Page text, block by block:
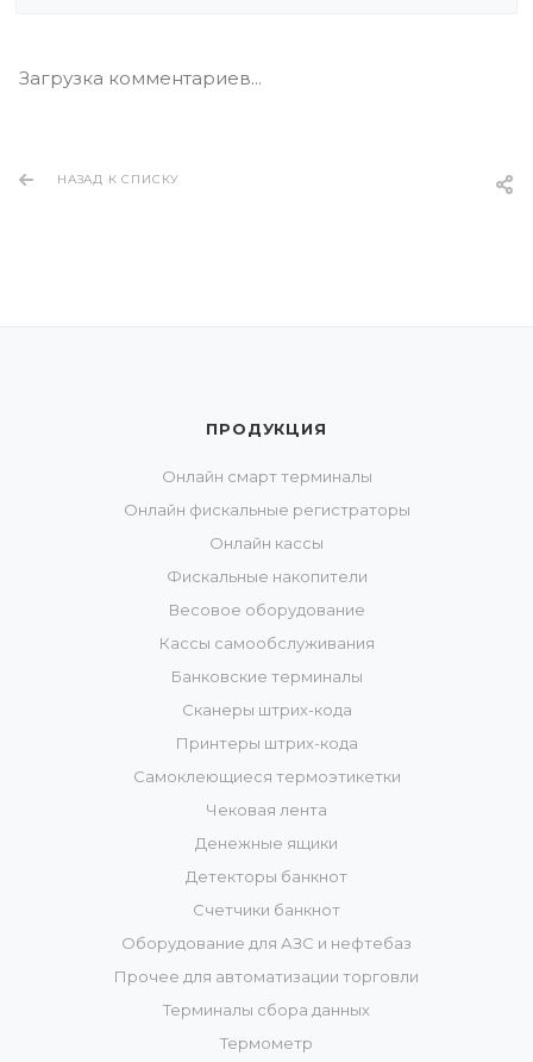
Загрузка комментариев...
НАЗАД К СПИСКУ
ПРОДУКЦИЯ
Онлайн смарт терминалы
Онлайн фискальные регистраторы
Онлайн кассы
Фискальные накопители
Весовое оборудование
Кассы самообслуживания
Банковские терминалы
Сканеры штрих-кода
Принтеры штрих-кода
Самоклеющиеся термоэтикетки
Чековая лента
Денежные ящики
Детекторы банкнот
Счетчики банкнот
Оборудование для АЗС и нефтебаз
Прочее для автоматизации торговли
Терминалы сбора данных
Термометр